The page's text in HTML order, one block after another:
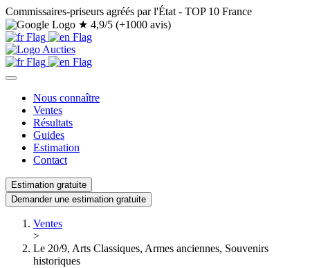
Commissaires-priseurs agréés par l'État - TOP 10 France
★ 4,9/5 (+1000 avis)
Nous connaître
Ventes
Résultats
Guides
Estimation
Contact
Estimation gratuite
Demander une estimation gratuite
Ventes
>
Le 20/9, Arts Classiques, Armes anciennes, Souvenirs
historiques